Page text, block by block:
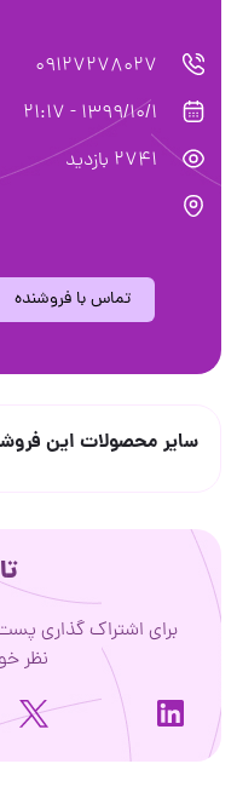
09127278027
1399/10/1 - 21:17
2741 بازدید
تماس با فروشنده
سایر محصولات این
برای اشتراک گذاری
نظر